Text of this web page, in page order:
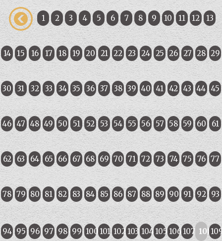
1 2 3 4 5 6 7 8 9 10 11 12 13
14 15 16 17 18 19 20 21 22 23 24 25 26 27 28 29
30 31 32 33 34 35 36 37 38 39 40 41 42 43 44 45
46 47 48 49 50 51 52 53 54 55 56 57 58 59 60 61
62 63 64 65 66 67 68 69 70 71 72 73 74 75 76 77
78 79 80 81 82 83 84 85 86 87 88 89 90 91 92 93
94 95 96 97 98 99 100101 102 103 104 105 106 107 108